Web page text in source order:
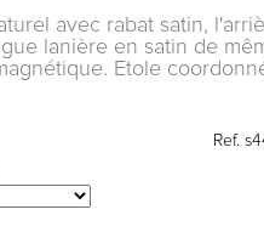
avec rabat satin,
lanière en satin de
Etole
Ref.